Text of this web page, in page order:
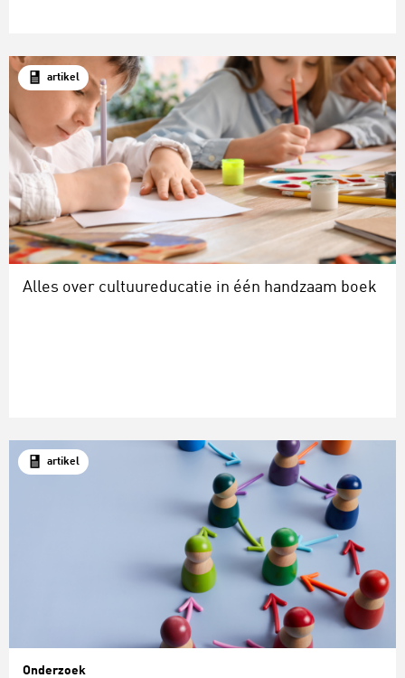
artikel
Alles over cultuureducatie in één handzaam boek
artikel
Onderzoek